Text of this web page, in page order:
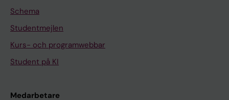
Schema
Studentmejlen
Kurs- och programwebbar
Student på KI
Medarbetare